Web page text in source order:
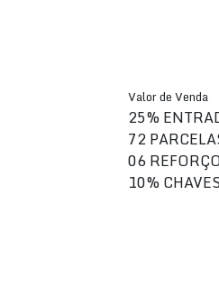
Valor de Venda
25%
72
06
10%